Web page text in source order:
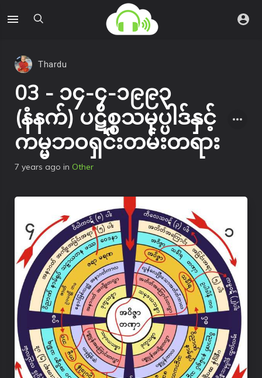
Thardu
03 - ၁၄-၄-၁၉၉၃
(နံနက်) ပဋိစ္စသမုပ္ပါဒ်နှင့်
ကမ္မဘဝရှင်းတမ်းတရား
7 years ago in Other